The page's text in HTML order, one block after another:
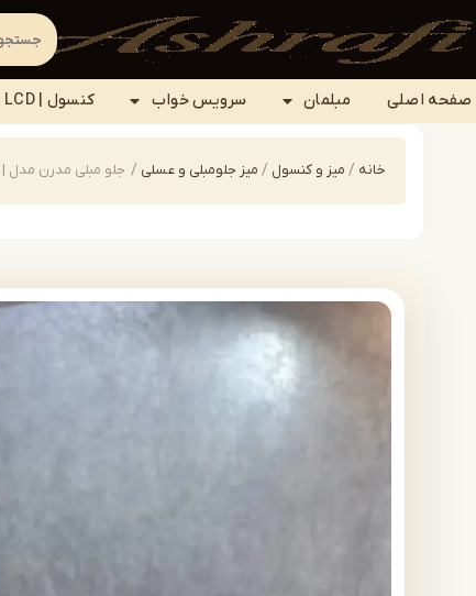
صفحه اصلی مبلمان سرویس خواب کنسول | LCD
خانه / میز و کنسول / میز جلومبلی و عسلی / جلو مبلی مدرن مدل | coffee-E017